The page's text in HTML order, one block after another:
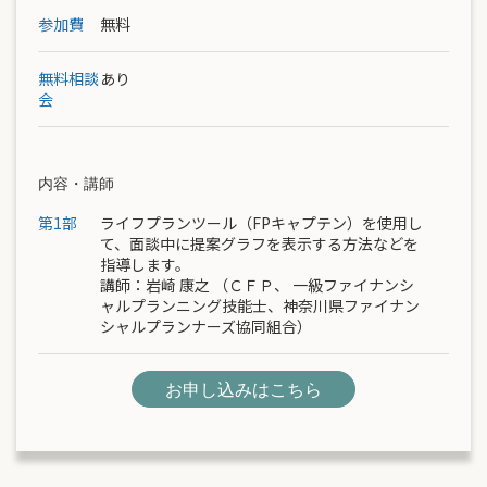
参加費 無料
無料相談
会
あり
内容・講師
第1部
ライフプランツール（FPキャプテン）を使用し
て、面談中に提案グラフを表示する方法などを
指導します。
講師： 岩崎 康之 （ＣＦＰ、 一級ファイナンシ
ャルプランニング技能士、神奈川県ファイナン
シャルプランナーズ協同組合）
お申し込みはこちら